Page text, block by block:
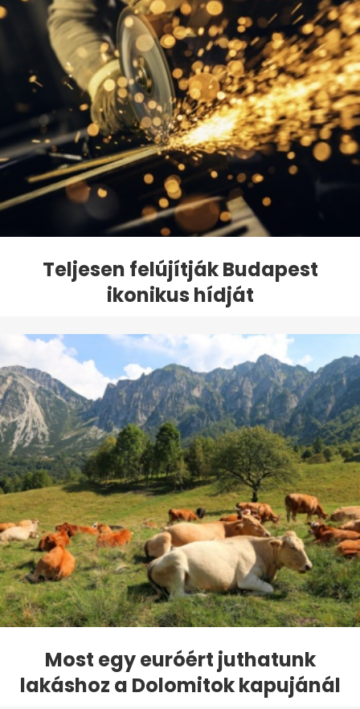
Teljesen felújítják Budapest
ikonikus hídját
Most egy euróért juthatunk
lakáshoz a Dolomitok kapujánál